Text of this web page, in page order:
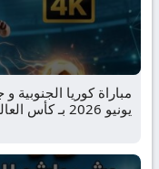
يونيو 2026 بـ كأس العالم – المجموعة أ